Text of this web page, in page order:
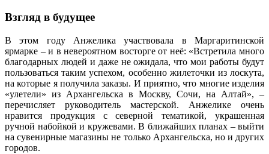
Взгляд в будущее
В этом году Анжелика участвовала в Маргаритинской
ярмарке – и в невероятном восторге от неё: «Встретила много
благодарных людей и даже не ожидала, что мои работы будут
пользоваться таким успехом, особенно жилеточки из лоскута,
на которые я получила заказы. И приятно, что многие изделия
«улетели» из Архангельска в Москву, Сочи, на Алтай», –
перечисляет руководитель мастерской. Анжелике очень
нравится продукция с северной тематикой, украшенная
ручной набойкой и кружевами. В ближайших планах – выйти
на сувенирные магазины не только Архангельска, но и других
городов.